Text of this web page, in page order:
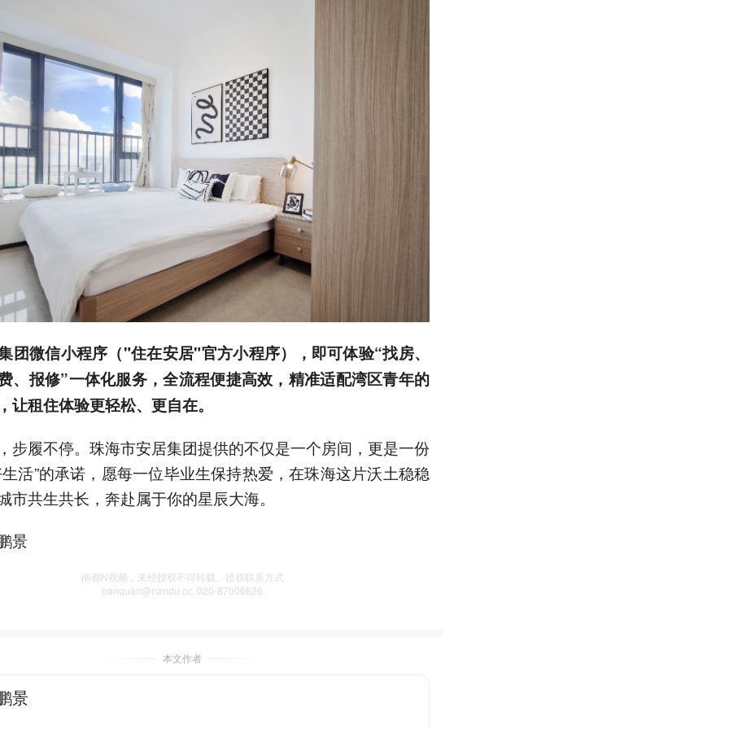
团微信小程序（"住在安居"官方小程序），即可体验“找房、
、报修”一体化服务，全流程便捷高效，精准适配湾区青年的
让租住体验更轻松、更自在。
步履不停。珠海市安居集团提供的不仅是一个房间，更是一份
活”的承诺，愿每一位毕业生保持热爱，在珠海这片沃土稳稳
市共生共长，奔赴属于你的星辰大海。
景
南都N视频，未经授权不得转载、授权联系方式
banquan@nandu.cc. 020-87006626
本文作者
景